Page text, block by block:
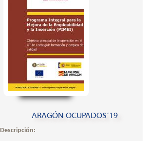
ARAGÓN OCUPADOS´19
Descripción:
filter
de Madrid filter
Valenciana filter
Extremadura filter
filter
Vasco filter
España filter